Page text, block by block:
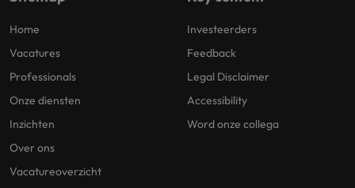
Home
Vacatures
Professionals
Onze diensten
Inzichten
Over ons
Vacatureoverzicht
Investeerders
Feedback
Legal Disclaimer
Accessibility
Word onze collega